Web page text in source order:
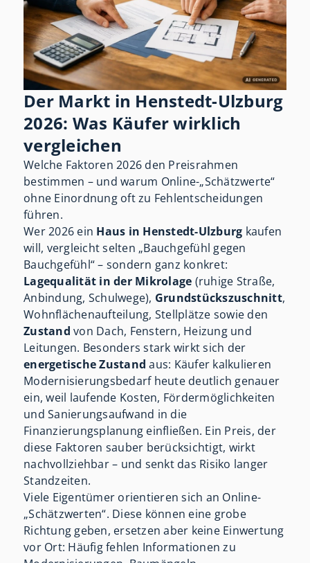
Der Markt in Henstedt-Ulzburg
2026: Was Käufer wirklich
vergleichen
Welche Faktoren 2026 den Preisrahmen
bestimmen – und warum Online-„Schätzwerte“
ohne Einordnung oft zu Fehlentscheidungen
führen.
Wer 2026 ein Haus in Henstedt-Ulzburg kaufen
will, vergleicht selten „Bauchgefühl gegen
Bauchgefühl“ – sondern ganz konkret:
Lagequalität in der Mikrolage (ruhige Straße,
Anbindung, Schulwege), Grundstückszuschnitt,
Wohnflächenaufteilung, Stellplätze sowie den
Zustand von Dach, Fenstern, Heizung und
Leitungen. Besonders stark wirkt sich der
energetische Zustand aus: Käufer kalkulieren
Modernisierungsbedarf heute deutlich genauer
ein, weil laufende Kosten, Fördermöglichkeiten
und Sanierungsaufwand in die
Finanzierungsplanung einfließen. Ein Preis, der
diese Faktoren sauber berücksichtigt, wirkt
nachvollziehbar – und senkt das Risiko langer
Standzeiten.
Viele Eigentümer orientieren sich an Online-
„Schätzwerten“. Diese können eine grobe
Richtung geben, ersetzen aber keine Einwertung
vor Ort: Häufig fehlen Informationen zu